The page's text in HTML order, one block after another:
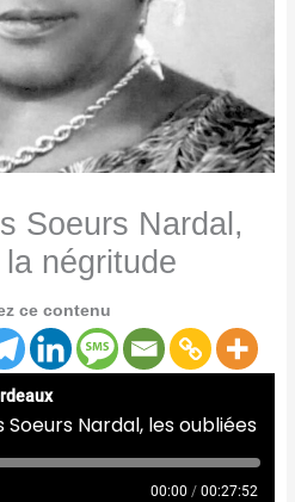
Soeurs Nardal,
négritude
ce contenu
00:00 / 00:27:52